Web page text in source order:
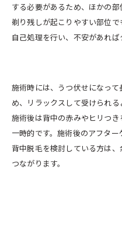
する必要があるため、ほかの部
剃り残しが起こりやすい部位
自己処理を行い、不安があれば
施術時には、うつ伏せになっ
め、リラックスして受けられる
施術後は背中の赤みやヒリつ
一時的です。施術後のアフター
背中脱毛を検討している方は
つながります。